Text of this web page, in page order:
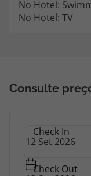
No Hotel:
No Hotel: TV
Consulte
Check In
Check Out